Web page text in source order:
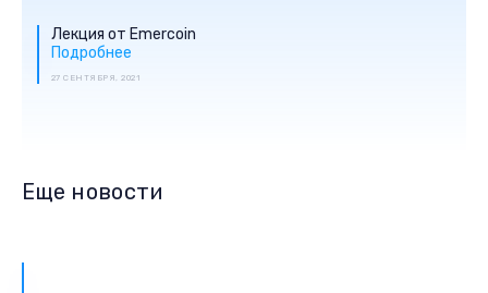
Лекция от Emercoin
Подробнее
27 СЕНТЯБРЯ, 2021
Еще новости